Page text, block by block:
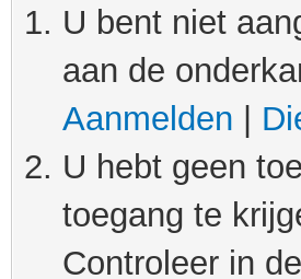
U bent niet
aan de
Aanmelden
U hebt geen
toegang te
Controleer in